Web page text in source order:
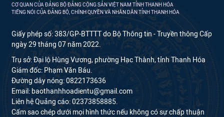
CƠ QUAN CỦA ĐẢNG BỘ ĐẢNG CỘNG SẢN VIỆT NAM TỈNH THANH HÓA
TIẾNG NÓI CỦA ĐẢNG BỘ, CHÍNH QUYỀN VÀ NHÂN DÂN TỈNH THANH HÓA
Giấy phép số: 383/GP-BTTTT do Bộ Thông tin - Truyền thông Cấp
ngày 29 tháng 07 năm 2022.
Trụ sở: Đại lộ Hùng Vương, phường Hạc Thành, tỉnh Thanh Hóa
Giám đốc: Phạm Văn Báu.
Đường dây nóng: 0822173636
Email: baothanhhoadientu@gmail.com
Liên hệ Quảng cáo: 02373858885.
Cấm sao chép dưới mọi hình thức nếu không có sự chấp thuận